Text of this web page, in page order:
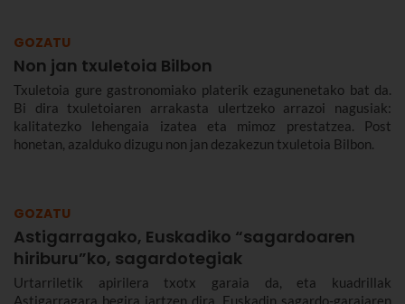
GOZATU
Non jan txuletoia Bilbon
Txuletoia gure gastronomiako platerik ezagunenetako bat da.
Bi dira txuletoiaren arrakasta ulertzeko arrazoi nagusiak:
kalitatezko lehengaia izatea eta mimoz prestatzea. Post
honetan, azalduko dizugu non jan dezakezun txuletoia Bilbon.
GOZATU
Astigarragako, Euskadiko “sagardoaren
hiriburu”ko, sagardotegiak
Urtarriletik apirilera txotx garaia da, eta kuadrillak
Astigarragara begira jartzen dira, Euskadin sagardo-garaiaren